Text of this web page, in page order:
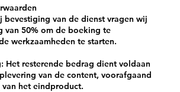
bevestiging van de dienst vragen wij
van 50% om de boeking te
werkzaamheden te starten.
Het resterende bedrag dient voldaan
van de content, voorafgaand
het eindproduct.